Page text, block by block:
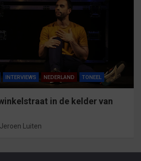
INTERVIEWS NEDERLAND TONEEL
in de kelder van
Jeroen Luiten